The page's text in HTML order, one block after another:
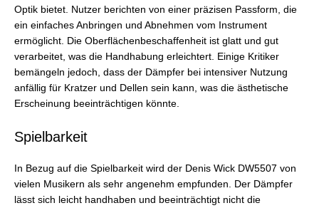
Optik bietet. Nutzer berichten von einer präzisen Passform, die
ein einfaches Anbringen und Abnehmen vom Instrument
ermöglicht. Die Oberflächenbeschaffenheit ist glatt und gut
verarbeitet, was die Handhabung erleichtert. Einige Kritiker
bemängeln jedoch, dass der Dämpfer bei intensiver Nutzung
anfällig für Kratzer und Dellen sein kann, was die ästhetische
Erscheinung beeinträchtigen könnte.
Spielbarkeit
In Bezug auf die Spielbarkeit wird der Denis Wick DW5507 von
vielen Musikern als sehr angenehm empfunden. Der Dämpfer
lässt sich leicht handhaben und beeinträchtigt nicht die